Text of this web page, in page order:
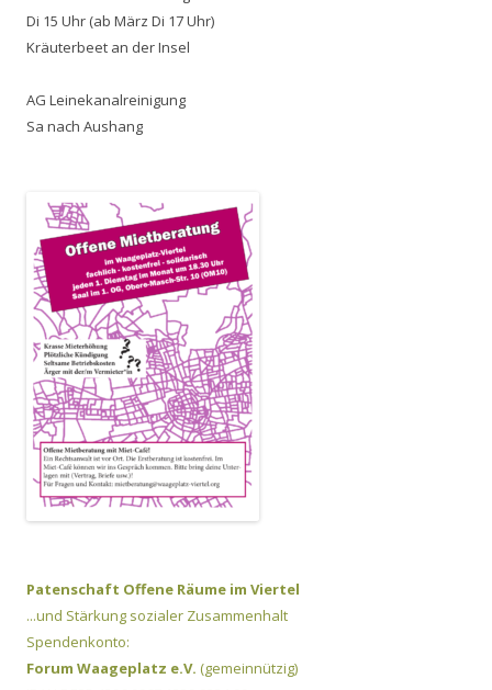
Di 15 Uhr (ab März Di 17 Uhr)
Kräuterbeet an der Insel
AG Leinekanalreinigung
Sa nach Aushang
Patenschaft Offene Räume im Viertel
...und Stärkung sozialer Zusammenhalt
Spendenkonto:
Forum Waageplatz e.V. (gemeinnützig)